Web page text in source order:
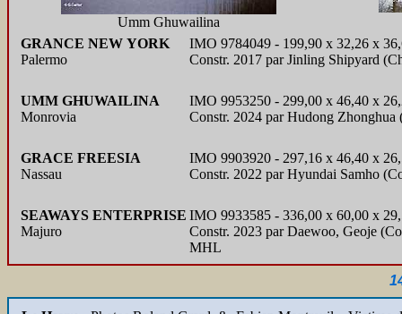
Umm Ghuwailina
GRANCE NEW YORK
Palermo
IMO 9784049 - 199,90 x 32,26 x
Constr. 2017 par Jinling Shipyard
UMM GHUWAILINA
Monrovia
IMO 9953250 - 299,00 x 46,40 x
Constr. 2024 par Hudong
GRACE FREESIA
Nassau
IMO 9903920 - 297,16 x 46,40 x
Constr. 2022 par Hyundai Samho
SEAWAYS ENTERPRISE
Majuro
IMO 9933585 - 336,00 x 60,00 x
Constr. 2023 par Daewoo, Geoje
MHL